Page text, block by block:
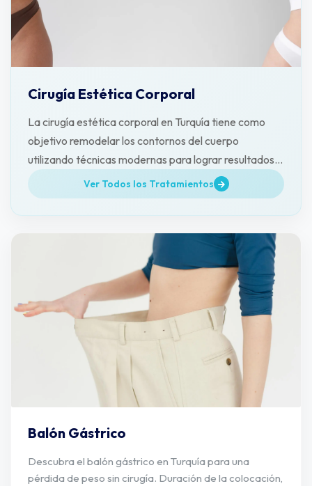
Cirugía Estética Corporal
La cirugía estética corporal en Turquía tiene como
objetivo remodelar los contornos del cuerpo
utilizando técnicas modernas para lograr resultados
naturales y duraderos.Ver Todos los Tratamientos
Balón Gástrico
Descubra el balón gástrico en Turquía para una
pérdida de peso sin cirugía. Duración de la colocación,